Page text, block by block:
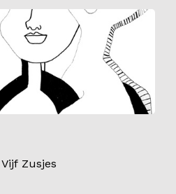
Zusjes